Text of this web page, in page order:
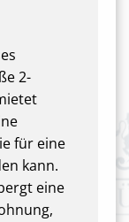
2-
für eine
kann.
eine